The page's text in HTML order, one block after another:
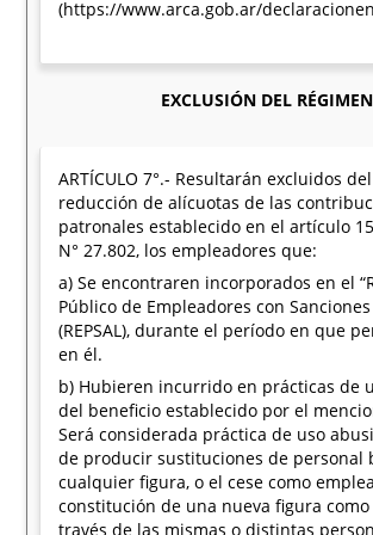
(https://www.arca.gob.ar/
EXCLUSIÓN DEL RÉGIMEN
ARTÍCULO 7°.- Resultarán excluidos
reducción de alícuotas de las
patronales establecido en el artículo
N° 27.802, los empleadores que:
a) Se encontraren incorporados en el
Público de Empleadores con
(REPSAL), durante el período en que
en él.
b) Hubieren incurrido en prácticas de
del beneficio establecido por el
Será considerada práctica de uso
de producir sustituciones de personal
cualquier figura, o el cese como
constitución de una nueva figura como
través de las mismas o distintas